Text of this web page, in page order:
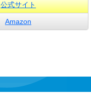
公式サイト
Amazon